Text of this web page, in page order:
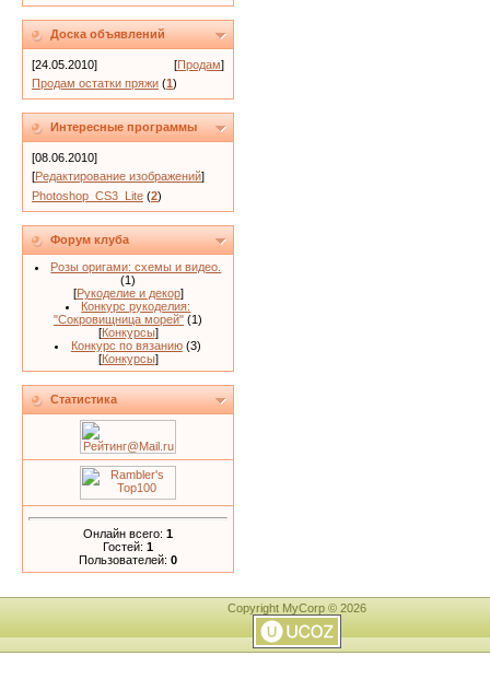
Доска объявлений
[24.05.2010] [Продам]
Продам остатки пряжи (1)
Интересные программы
[08.06.2010]
[Редактирование изображений]
Photoshop_CS3_Lite (2)
Форум клуба
Розы оригами: схемы и видео.
(1)
[Рукоделие и декор]
Конкурс рукоделия:
"Сокровищница морей" (1)
[Конкурсы]
Конкурс по вязанию (3)
[Конкурсы]
Статистика
Онлайн всего: 1
Гостей: 1
Пользователей: 0
Copyright MyCorp © 2026